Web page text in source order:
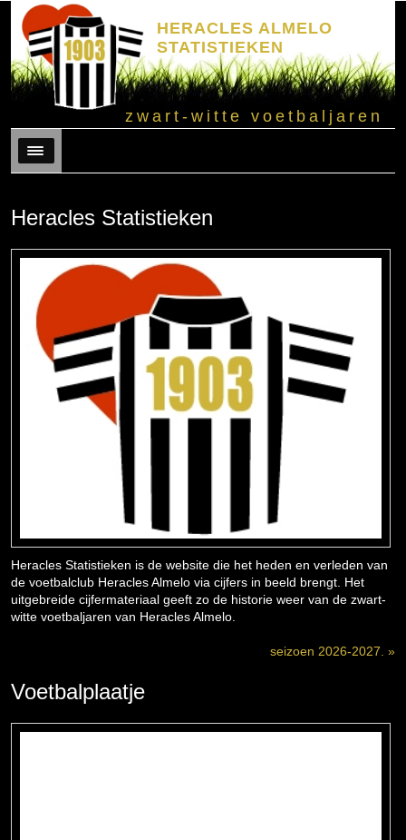
HERACLES ALMELO
STATISTIEKEN
zwart-witte voetbaljaren
Menu
Heracles Statistieken
Heracles Statistieken is de website die het heden en verleden van
de voetbalclub Heracles Almelo via cijfers in beeld brengt. Het
uitgebreide cijfermateriaal geeft zo de historie weer van de zwart-
witte voetbaljaren van Heracles Almelo.
seizoen 2026-2027. »
Voetbalplaatje